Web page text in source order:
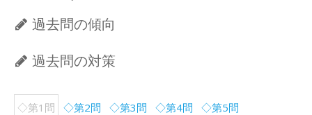
過去問の傾向
過去問の対策
◇第1問 ◇第2問 ◇第3問 ◇第4問 ◇第5問